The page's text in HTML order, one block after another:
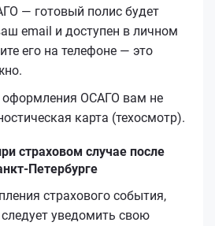
— готовый полис будет
email и доступен в личном
его на телефоне — это
оформления ОСАГО вам не
карта (техосмотр).
страховом случае после
Петербурге
страхового события,
уведомить свою